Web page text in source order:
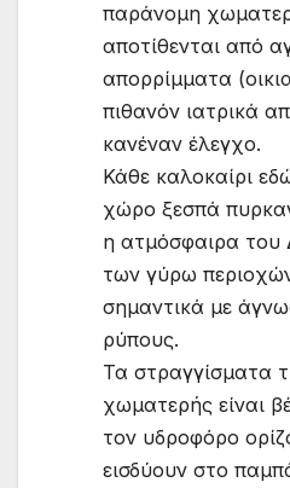
παράνομη
αποτίθενται από
απορρίμματα
πιθανόν ιατρικά
κανέναν έλεγχο.
Κάθε καλοκαίρι
χώρο ξεσπά
η ατμόσφαιρα του
των γύρω
σημαντικά με
ρύπους.
Τα στραγγίσματα
χωματερής είναι
τον υδροφόρο
εισδύουν στο